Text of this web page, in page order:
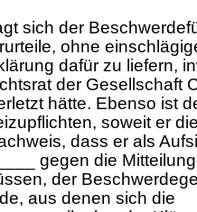
sich der
ohne
dafür zu liefern,
der Gesellschaft
hätte. Ebenso ist
soweit er
dass er als
gegen die
der
aus denen sich die